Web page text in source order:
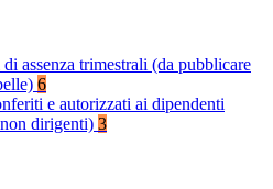
di assenza trimestrali (da pubblicare
6
e autorizzati ai dipendenti
dirigenti) 3